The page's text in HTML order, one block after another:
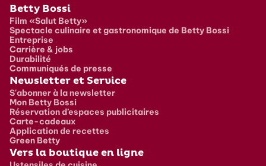
Pied de page
Betty Bossi
Film «Salut Betty»
Spectacle culinaire et gastronomique de Betty Bossi
Entreprise
Carrière & jobs
Durabilité
Communiqués de presse
Newsletter et Service
S'abonner à la newsletter
Mon Betty Bossi
Réservation d’espaces publicitaires
Carte-cadeaux
Application de recettes
Green Betty
Vers la boutique en ligne